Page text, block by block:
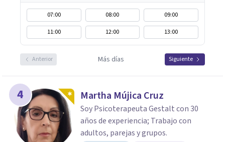
07:00 08:00
09:00
11:00
12:00 13:00
Anterior Más días Siguiente
4 Martha Mújica Cruz
Soy Psicoterapeuta Gestalt con 30
años de experiencia; Trabajo con
adultos, parejas y grupos.